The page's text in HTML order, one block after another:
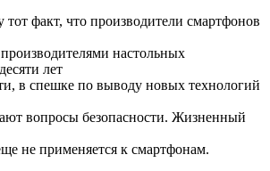
тот факт, что производители смартфонов
настольных
лет
в спешке по выводу новых технологий
вопросы безопасности. Жизненный
не применяется к смартфонам.